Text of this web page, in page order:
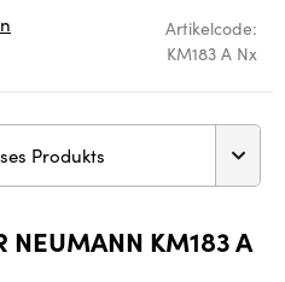
Artikelcode:
KM183 A Nx
Produkts
NEUMANN KM183 A